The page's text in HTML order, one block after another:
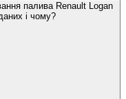
палива Renault Logan
і чому?